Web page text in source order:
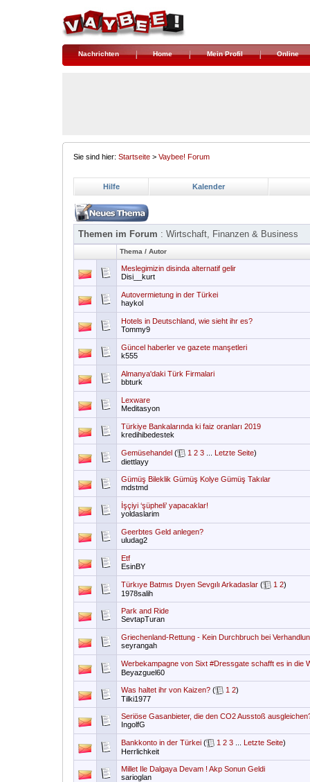
Nachrichten Home Mein Profil Online
Sie sind hier: Startseite > Vaybee! Forum
Hilfe Kalender
Themen im Forum : Wirtschaft, Finanzen & Business
Thema / Autor
Meslegimizin disinda alternatif gelir
Disi__kurt
Autovermietung in der Türkei
haykol
Hotels in Deutschland, wie sieht ihr es?
Tommy9
Güncel haberler ve gazete manşetleri
k555
Almanya'daki Türk Firmalari
bbturk
Lexware
Meditasyon
Türkiye Bankalarında ki faiz oranları 2019
kredihibedestek
Gemüsehandel ( 1 2 3 Letzte Seite)
diettlayy
Gümüş Bileklik Gümüş Kolye Gümüş Takılar
mdstmd
İşçiyi ‘şüpheli’ yapacaklar!
yoldaslarim
Geerbtes Geld anlegen?
uludag2
Etf
EsinBY
Türkıye Batmıs Dıyen Sevgılı Arkadaslar ( 1 2)
1978salih
Park and Ride
SevtapTuran
Griechenland-Rettung - Kein Durchbruch bei
seyrangah
Werbekampagne von Sixt #Dressgate schafft es in die
Beyazguel60
Was haltet ihr von Kaizen? ( 1 2)
Tilki1977
Seriöse Gasanbieter, die den CO2 Ausstoß
IngolfG
Bankkonto in der Türkei ( 1 2 3 Letzte Seite)
Herrlichkeit
Millet Ile Dalgaya Devam ! Akp Sonun Geldi
sarioglan